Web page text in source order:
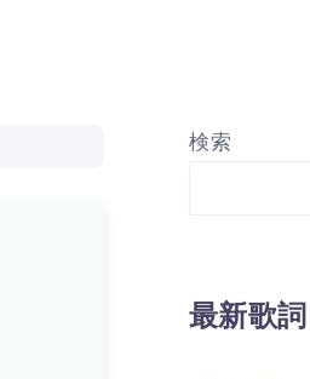
検索
最新歌詞